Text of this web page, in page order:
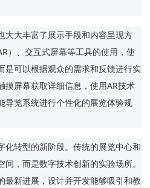
大大丰富了展示手段和内容呈现方
）、交互式屏幕等工具的使用，使
是可以根据观众的需求和反馈进行实
摸屏幕获取详细信息，使用AR技术
导览系统进行个性化的展览体验规
化转型的新阶段。传统的展览中心和
，而是数字技术创新的实验场所。
最新进展，设计并开发能够吸引和教